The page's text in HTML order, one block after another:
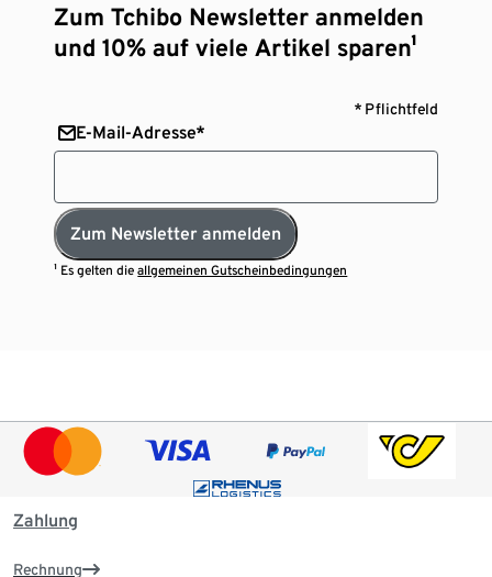
Zum Tchibo Newsletter anmelden
und 10% auf viele Artikel sparen¹
* Pflichtfeld
E-Mail-Adresse*
Zum Newsletter anmelden
¹ Es gelten dieallgemeinen Gutscheinbedingungen
Zahlung
Rechnung